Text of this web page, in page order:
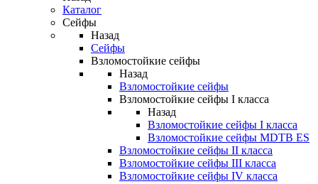
Каталог
Сейфы
Назад
Сейфы
Взломостойкие сейфы
Назад
Взломостойкие сейфы
Взломостойкие сейфы I класса
Назад
Взломостойкие сейфы I класса
Взломостойкие сейфы MDTB ES
Взломостойкие сейфы II класса
Взломостойкие сейфы III класса
Взломостойкие сейфы IV класса